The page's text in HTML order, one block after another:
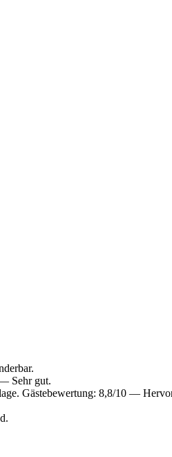
Sehr gut.
Gästebewertung: 8,8/10 —